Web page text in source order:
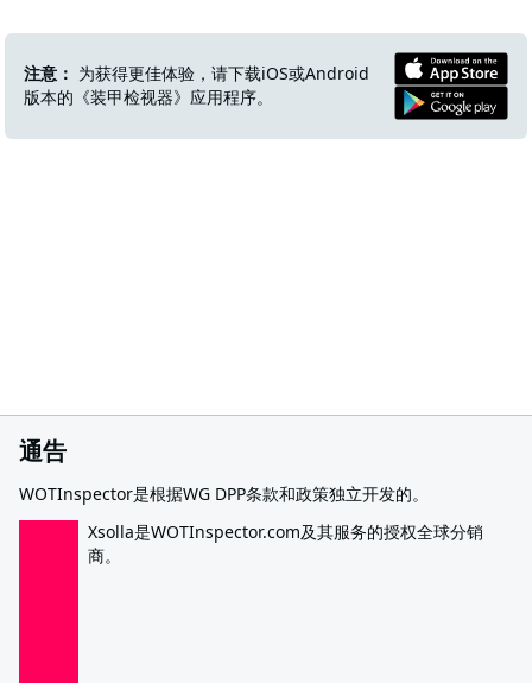
注意： 为获得更佳体验，请下载iOS或Android
版本的《装甲检视器》应用程序。
通告
WOTInspector是根据WG DPP条款和政策独立开发的。
Xsolla是WOTInspector.com及其服务的授权全球分销
商。